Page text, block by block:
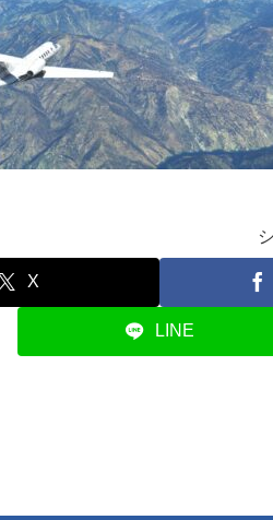
X
LINE